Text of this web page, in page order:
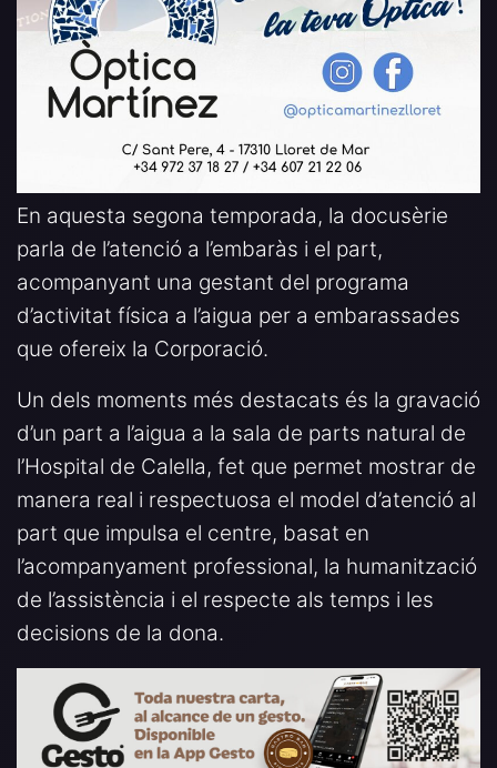
En aquesta segona temporada, la docusèrie
parla de l’atenció a l’embaràs i el part,
acompanyant una gestant del programa
d’activitat física a l’aigua per a embarassades
que ofereix la Corporació.
Un dels moments més destacats és la gravació
d’un part a l’aigua a la sala de parts natural de
l’Hospital de Calella, fet que permet mostrar de
manera real i respectuosa el model d’atenció al
part que impulsa el centre, basat en
l’acompanyament professional, la humanització
de l’assistència i el respecte als temps i les
decisions de la dona.